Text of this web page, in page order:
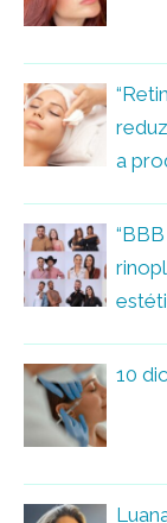
a
10